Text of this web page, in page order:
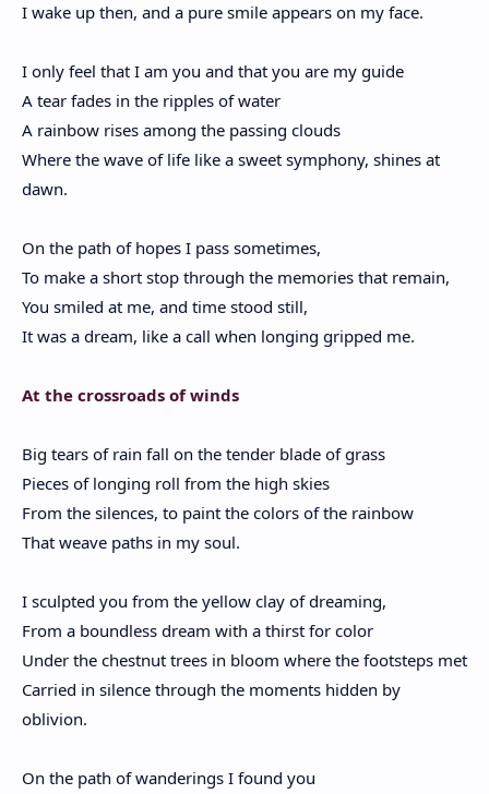
I wake up then, and a pure smile appears on my face.
I only feel that I am you and that you are my guide
A tear fades in the ripples of water
A rainbow rises among the passing clouds
Where the wave of life like a sweet symphony, shines at
dawn.
On the path of hopes I pass sometimes,
To make a short stop through the memories that remain,
You smiled at me, and time stood still,
It was a dream, like a call when longing gripped me.
At the crossroads of winds
Big tears of rain fall on the tender blade of grass
Pieces of longing roll from the high skies
From the silences, to paint the colors of the rainbow
That weave paths in my soul.
I sculpted you from the yellow clay of dreaming,
From a boundless dream with a thirst for color
Under the chestnut trees in bloom where the footsteps met
Carried in silence through the moments hidden by
oblivion.
On the path of wanderings I found you